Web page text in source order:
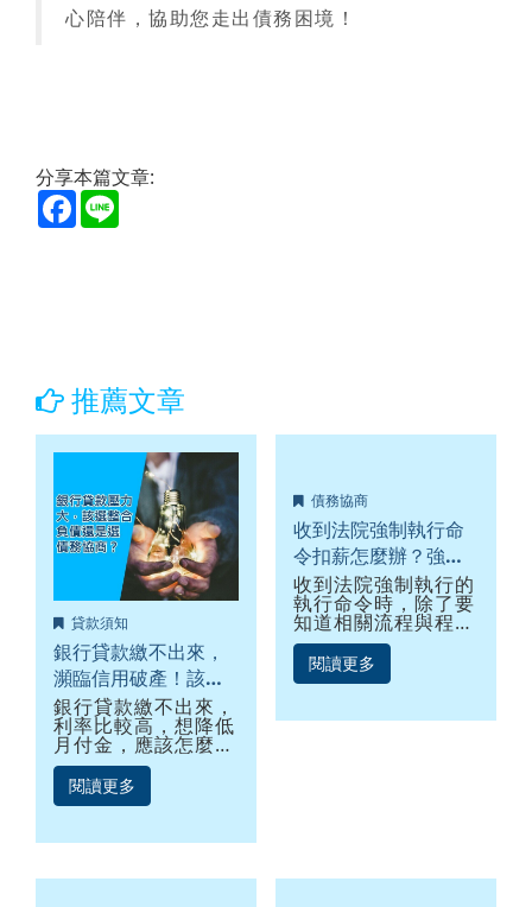
心陪伴，協助您走出債務困境！
分享本篇文章:
Facebook
推薦文章
貸款須知
銀行貸款繳不出來，
瀕臨信用破產！該整
合負債還是債務協
商？
銀行貸款繳不出來，
利率比較高，想降低
月付金，應該怎麼
辦？釜底抽薪的方法
就是透過整合負債或
是債務協商來調降月
一種方法比較好？首
債務結構...
閱讀更多
債務協商
收到法院強制執行命
令扣薪怎麼辦？強制
扣薪流程是什麼？
收到法院強制執行的
執行命令時，除了要
知道相關流程與程
序，更要盡速與債權
銀行進行債務協商，
以避免發生強制扣薪
閱讀更多